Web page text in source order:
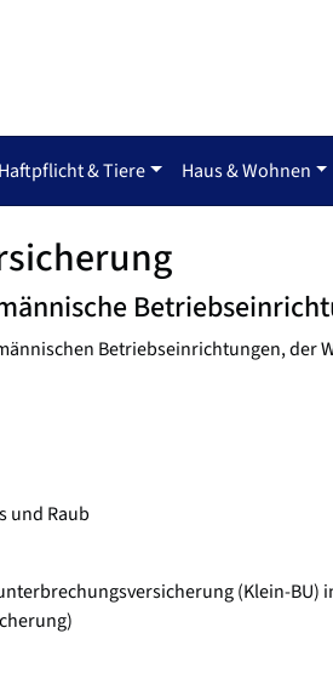
& Tiere Haus & Wohnen
Betriebseinrichtungen, der
und Raub
(Klein-